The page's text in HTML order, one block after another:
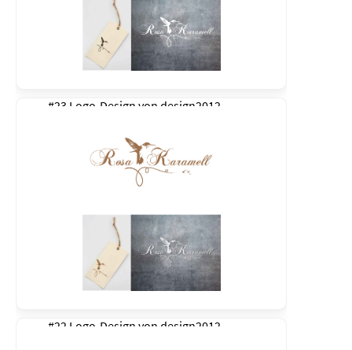
#23 Logo-Design von design2012
#22 Logo-Design von design2012